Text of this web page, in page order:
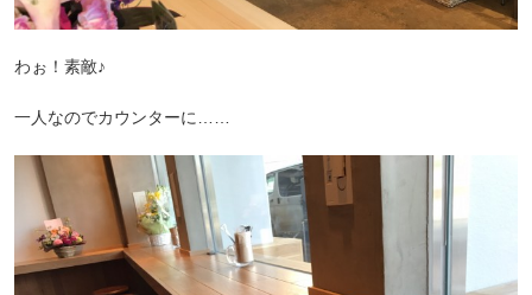
わぉ！素敵♪
一人なのでカウンターに……